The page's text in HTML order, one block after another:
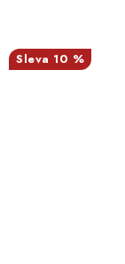
10 %